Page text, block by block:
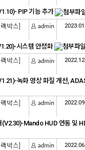
박스]
PIP 기능 추가
박스]
시스템 안정화
박스]
녹화 영상 화질 개선,
박스]
(V2.30)-Mando HUD 연동 및